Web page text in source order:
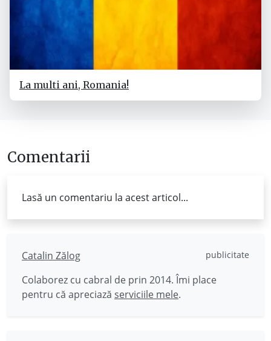
La multi ani, Romania!
Comentarii
Lasă un comentariu la acest articol...
Catalin Zălog publicitate
Colaborez cu cabral de prin 2014. Îmi place
pentru că apreciază serviciile mele.